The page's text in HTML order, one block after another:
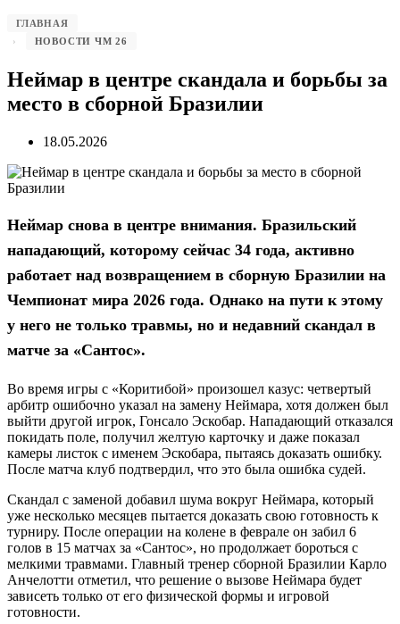
ГЛАВНАЯ
НОВОСТИ ЧМ 26
Неймар в центре скандала и борьбы за
место в сборной Бразилии
18.05.2026
Неймар снова в центре внимания. Бразильский
нападающий, которому сейчас 34 года, активно
работает над возвращением в сборную Бразилии на
Чемпионат мира 2026 года. Однако на пути к этому
у него не только травмы, но и недавний скандал в
матче за «Сантос».
Во время игры с «Коритибой» произошел казус: четвертый
арбитр ошибочно указал на замену Неймара, хотя должен был
выйти другой игрок, Гонсало Эскобар. Нападающий отказался
покидать поле, получил желтую карточку и даже показал
камеры листок с именем Эскобара, пытаясь доказать ошибку.
После матча клуб подтвердил, что это была ошибка судей.
Скандал с заменой добавил шума вокруг Неймара, который
уже несколько месяцев пытается доказать свою готовность к
турниру. После операции на колене в феврале он забил 6
голов в 15 матчах за «Сантос», но продолжает бороться с
мелкими травмами. Главный тренер сборной Бразилии Карло
Анчелотти отметил, что решение о вызове Неймара будет
зависеть только от его физической формы и игровой
готовности.